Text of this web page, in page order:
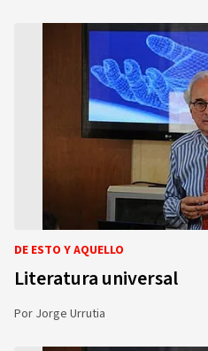
DE ESTO Y AQUELLO
Literatura universal
Por Jorge Urrutia